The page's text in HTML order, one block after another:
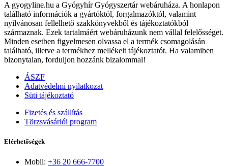
A gyogyline.hu a Gyógyhír Gyógyszertár webáruháza. A honlapon
található információk a gyártóktól, forgalmazóktól, valamint
nyilvánosan fellelhető szakkönyvekből és tájékoztatókból
származnak. Ezek tartalmáért webáruházunk nem vállal felelősséget.
Minden esetben figyelmesen olvassa el a termék csomagolásán
található, illetve a termékhez mellékelt tájékoztatót. Ha valamiben
bizonytalan, forduljon hozzánk bizalommal!
ÁSZF
Adatvédelmi nyilatkozat
Süti tájékoztató
Fizetés és szállítás
Törzsvásárlói program
Elérhetőségek
Mobil: +36 20 666-7700